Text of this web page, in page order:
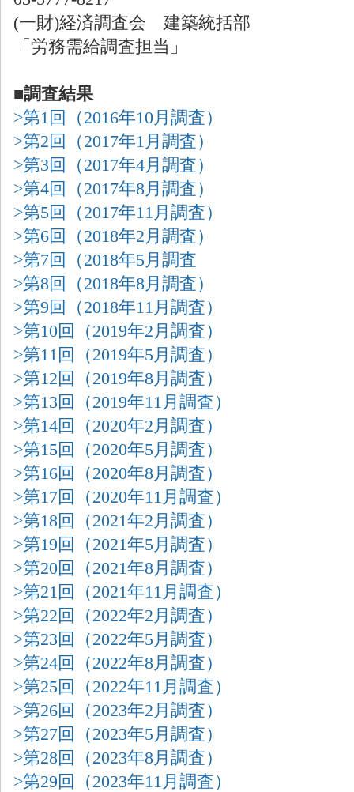
(一財)経済調査会 建築統括部
「労務需給調査担当」
■調査結果
>第1回（2016年10月調査）
>第2回（2017年1月調査）
>第3回（2017年4月調査）
>第4回（2017年8月調査）
>第5回（2017年11月調査）
>第6回（2018年2月調査）
>第7回（2018年5月調査
>第8回（2018年8月調査）
>第9回（2018年11月調査）
>第10回（2019年2月調査）
>第11回（2019年5月調査）
>第12回（2019年8月調査）
>第13回（2019年11月調査）
>第14回（2020年2月調査）
>第15回（2020年5月調査）
>第16回（2020年8月調査）
>第17回（2020年11月調査）
>第18回（2021年2月調査）
>第19回（2021年5月調査）
>第20回（2021年8月調査）
>第21回（2021年11月調査）
>第22回（2022年2月調査）
>第23回（2022年5月調査）
>第24回（2022年8月調査）
>第25回（2022年11月調査）
>第26回（2023年2月調査）
>第27回（2023年5月調査）
>第28回（2023年8月調査）
>第29回（2023年11月調査）